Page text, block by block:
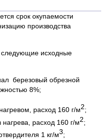
срок окупаемости
производства
исходные
березовый обрезной
8%;
расход 160 г/м2;
расход 160 г/м2;
отвердителя 1 кг/м3;